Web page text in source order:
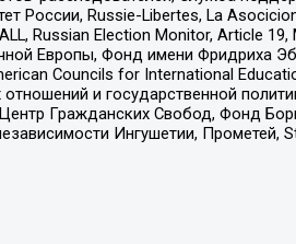
России, Russie-Libertes, La
Russian Election Monitor, Article
Европы, Фонд имени Фридриха
Councils for International
и государственной
Гражданских Свобод, Фонд
Ингушетии, Прометей,